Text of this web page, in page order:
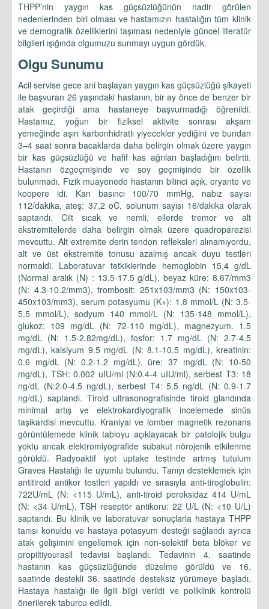
THPP’nin yaygın kas güçsüzlüğünün nadir görülen
nedenlerinden biri olması ve hastamızın hastalığın tüm klinik
ve demografik özelliklerini taşıması nedeniyle güncel literatür
bilgileri ışığında olgumuzu sunmayı uygun gördük.
Olgu Sunumu
Acil servise gece ani başlayan yaygın kas güçsüzlüğü şikayeti
ile başvuran 26 yaşındaki hastanın, bir ay önce de benzer bir
atak geçirdiği ama hastaneye başvurmadığı öğrenildi.
Hastamız, yoğun bir fiziksel aktivite sonrası akşam
yemeğinde aşırı karbonhidratlı yiyecekler yediğini ve bundan
3–4 saat sonra bacaklarda daha belirgin olmak üzere yaygın
bir kas güçsüzlüğü ve hafif kas ağrıları başladığını belirtti.
Hastanın özgeçmişinde ve soy geçmişinde bir özellik
bulunmadı. Fizik muayenede hastanın bilinci açık, oryante ve
koopere idi. Kan basıncı 100/70 mmHg, nabız sayısı
112/dakika, ateş: 37,2 oC, solunum sayısı 16/dakika olarak
saptandı. Cilt sıcak ve nemli, ellerde tremor ve alt
ekstremitelerde daha belirgin olmak üzere quadroparezisi
mevcuttu. Alt extremite derin tendon refleksleri alınamıyordu,
alt ve üst ekstremite tonusu azalmış ancak duyu testleri
normaldi. Laboratuvar tetkiklerinde hemoglobin 15,4 g/dL
(Normal aralık (N) : 13.5-17.5 g/dL), beyaz küre: 8.67/mm3
(N: 4.3-10.2/mm3), trombosit: 251x103/mm3 (N: 150x103-
450x103/mm3), serum potasyumu (K+): 1.8 mmol/L (N: 3.5-
5.5 mmol/L), sodyum 140 mmol/L (N: 135-148 mmol/L),
glukoz: 109 mg/dL (N: 72-110 mg/dL), magnezyum. 1.5
mg/dL (N: 1.5-2.82mg/dL), fosfor: 1.7 mg/dL (N: 2.7-4.5
mg/dL), kalsiyum 9.5 mg/dL (N: 8.1-10.5 mg/dL), kreatinin:
0.6 mg/dL (N: 0.2-1.2 mg/dL), üre: 37 mg/dL (N: 10-50
mg/dL), TSH: 0.002 uIU/ml (N:0.4-4 uIU/ml), serbest T3: 18
ng/dL (N:2.0-4.5 ng/dL), serbest T4: 5.5 ng/dL (N: 0.9-1.7
ng/dL) saptandı. Tiroid ultrasonografisinde tiroid glandında
minimal artış ve elektrokardiyografik incelemede sinüs
taşikardisi mevcuttu. Kraniyal ve lomber magnetik rezonans
görüntülemede klinik tabloyu açıklayacak bir patolojik bulgu
yoktu ancak elektromiyografide subakut nörojenik etkilenme
görüldü. Radyoaktif iyot uptake testinde artmış tutulum
Graves Hastalığı ile uyumlu bulundu. Tanıyı desteklemek için
antitiroid antikor testleri yapıldı ve sırasıyla anti-tiroglobulin:
722U/mL (N: <115 U/mL), anti-tiroid peroksidaz 414 U/mL
(N: <34 U/mL), TSH reseptör antikoru: 22 U/L (N: <10 U/L)
saptandı. Bu klinik ve laboratuvar sonuçlarla hastaya THPP
tanısı konuldu ve hastaya potasyum desteği sağlandı ayrıca
atak gelişimini engellemek için non-selektif beta blöker ve
propiltiyourasil tedavisi başlandı. Tedavinin 4. saatinde
hastanın kas güçsüzlüğünde düzelme görüldü ve 16.
saatinde destekli 36. saatinde desteksiz yürümeye başladı.
Hastaya hastalığı ile ilgili bilgi verildi ve poliklinik kontrolü
önerilerek taburcu edildi.